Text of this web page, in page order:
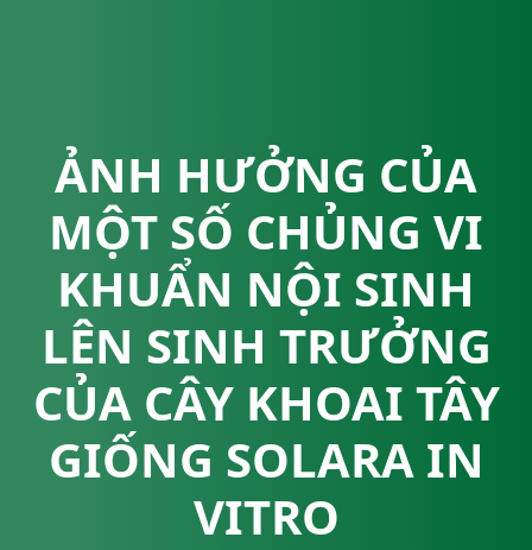
ẢNH HƯỞNG CỦA
MỘT SỐ CHỦNG VI
KHUẨN NỘI SINH
LÊN SINH TRƯỞNG
CỦA CÂY KHOAI TÂY
GIỐNG SOLARA IN
VITRO